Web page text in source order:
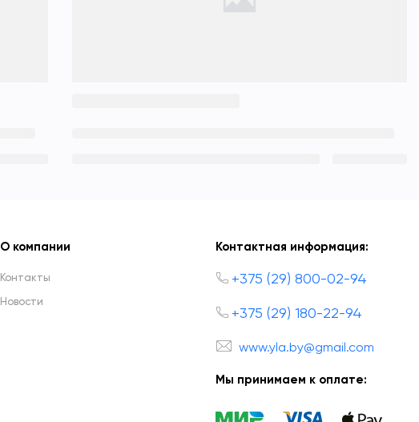
О компании
Контакты
Новости
Контактная информация:
+375 (29) 800-02-94
+375 (29) 180-22-94
www.yla.by@gmail.com
Мы принимаем к оплате: